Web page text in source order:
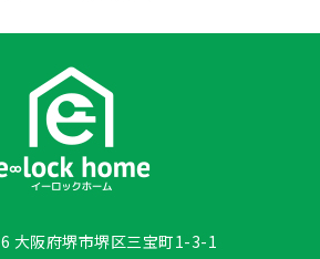
阪府堺市堺区三宝町1-3-1